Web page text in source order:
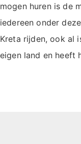
mogen huren is de
iedereen onder
Kreta rijden, ook al
eigen land en heeft